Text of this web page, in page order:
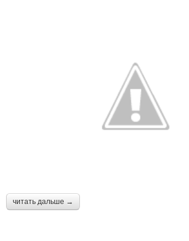
читать дальше →